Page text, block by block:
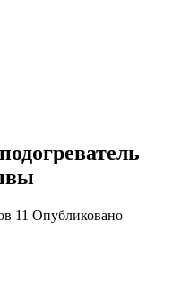
11 Опубликовано